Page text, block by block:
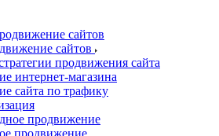
сайтов
продвижения сайта
интернет-магазина
сайта по трафику
продвижение
продвижение